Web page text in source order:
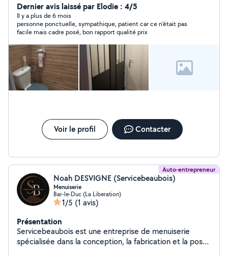
Nettoyage terrasse, allée de jardin Ménage, ect ..
Étudié toutes propositions
Dernier avis laissé par Elodie : 4/5
Il y a plus de 6 mois
personne ponctuelle, sympathique, patient car ce n'était pas
facile mais cadre posé, bon rapport qualité prix
Voir le profil Contacter
Auto-entrepreneur
Noah DESVIGNE (Servicebeaubois)
Menuiserie
Bar-le-Duc (La Liberation)
1/5 (1 avis)
Présentation
Servicebeaubois est une entreprise de menuiserie
spécialisée dans la conception, la fabrication et la pose